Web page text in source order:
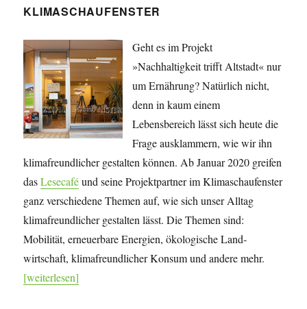
KLIMASCHAUFENSTER
Geht es im Projekt
»Nachhaltigkeit trifft Altstadt« nur
um Ernährung? Natürlich nicht,
denn in kaum einem
Lebensbereich lässt sich heute die
Frage ausklammern, wie wir ihn
klimafreundlicher gestalten können. Ab Januar 2020 greifen
dasLesecaféund seine Projekt­partner im Klimaschaufenster
ganz verschiedene Themen auf, wie sich unser Alltag
klimafreundlicher gestalten lässt. Die Themen sind:
Mobilität, erneuerbare Energien, öko­lo­gische Land­
wirtschaft, klima­freundlicher Konsum und andere mehr.
[weiterlesen]